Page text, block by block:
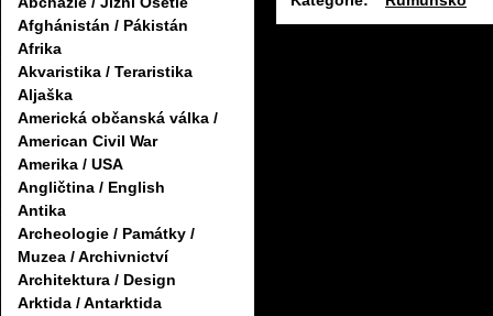
Afghánistán / Pákistán
Afrika
Akvaristika / Teraristika
Aljaška
Americká občanská válka /
American Civil War
Amerika / USA
Angličtina / English
Antika
Archeologie / Památky /
Muzea / Archivnictví
Architektura / Design
Arktida / Antarktida